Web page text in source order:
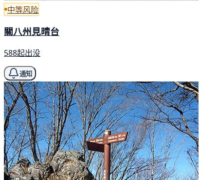
中等风险
關八州見晴台
588起出没
通知